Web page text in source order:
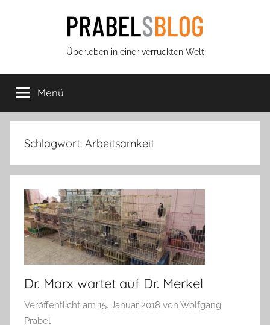
Prabels
Blog
Überleben in einer verrückten Welt
Menü
Schlagwort: Arbeitsamkeit
Dr. Marx wartet auf Dr. Merkel
Veröffentlicht am 15. Januar 2018 von Wolfgang
Prabel